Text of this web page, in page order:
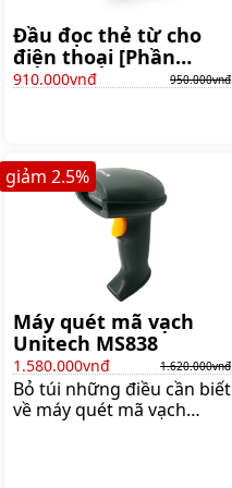
Đầu đọc thẻ từ cho
điện thoại [Phần
mềm giữ xe]
910.000vnđ 950.000vnđ
Máy quét mã vạch
Unitech MS838
1.580.000vnđ 1.620.000vnđ
Bỏ túi những điều cần biết
về máy quét mã vạch
giảm 2.5%